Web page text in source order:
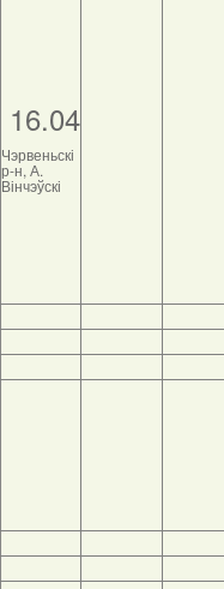
16.04
Чэрвеньскі
р-н, А.
Вінчэўскі